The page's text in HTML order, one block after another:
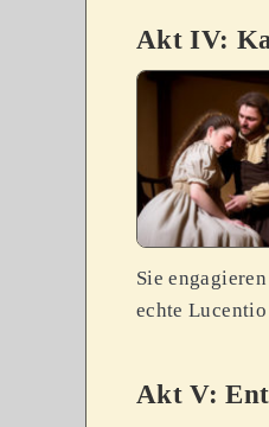
Akt IV:
Sie
echte
Akt V: